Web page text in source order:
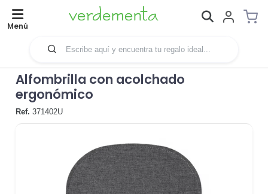
Menú
Alfombrilla con acolchado
ergonómico
Ref. 371402U